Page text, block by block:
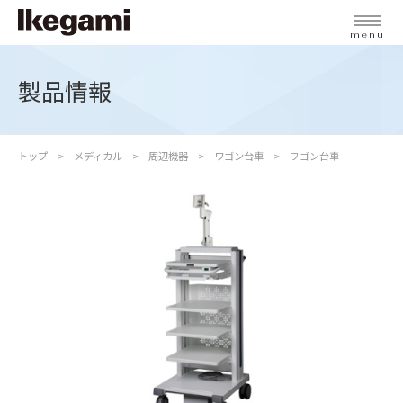
menu
製品情報
トップ メディカル 周辺機器 ワゴン台車 ワゴン台車